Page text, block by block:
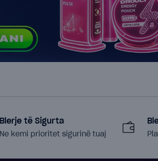
Blerje të Sigurta
Ne kemi prioritet sigurinë tuaj